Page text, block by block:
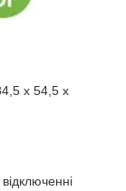
х 54,5 х